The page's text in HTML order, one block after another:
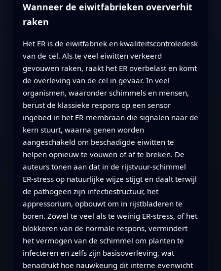
Wanneer de eiwitfabrieken oververhit
raken
Het ER is de eiwitfabriek en kwaliteitscontroledesk
van de cel. Als te veel eiwitten verkeerd
gevouwen raken, raakt het ER overbelast en komt
de overleving van de cel in gevaar. In veel
organismen, waaronder schimmels en mensen,
berust de klassieke respons op een sensor
ingebed in het ER-membraan die signalen naar de
kern stuurt, waarna genen worden
aangeschakeld om beschadigde eiwitten te
helpen opnieuw te vouwen of af te breken. De
auteurs tonen aan dat in de rijstvuur-schimmel
ER-stress op natuurlijke wijze stijgt en daalt terwijl
de pathogeen zijn infectiestructuur, het
appressorium, opbouwt om in rijstbladeren te
boren. Zowel te veel als te weinig ER-stress, of het
blokkeren van de normale respons, vermindert
het vermogen van de schimmel om planten te
infecteren en zelfs zijn basisoverleving, wat
benadrukt hoe nauwkeurig dit interne evenwicht